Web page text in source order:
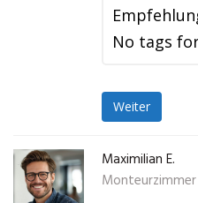
No tags
Weiter
Maximilian E.